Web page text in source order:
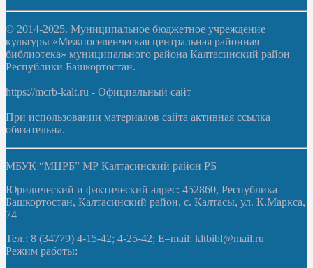
© 2014-2025. Муниципальное бюджетное учреждение
культуры «Межпоселенческая центральная районная
библиотека» муниципального района Калтасинский район
Республики Башкортостан.
https://mcrb-kalt.ru - Официальный сайт
При использовании материалов сайта активная ссылка
обязательна.
МБУК “МЦРБ” МР Калтасинский район РБ
Юридический и фактический адрес: 452860, Республика
Башкортостан, Калтасинский район, с. Калтасы, ул. К.Маркса,
74
Тел.: 8 (34779) 4-15-42; 4-25-42; E–mail: kltbibl@mail.ru
Режим работы: